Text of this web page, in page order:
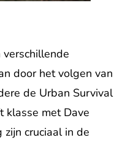
door het volgen van
de Urban Survival
klasse met Dave
cruciaal in de